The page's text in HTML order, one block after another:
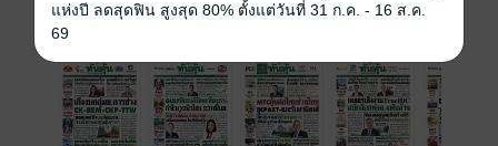
ฉบับย้อนหลัง
แห่งปี ลดสุดฟิน สูงสุด 80% ตั้งแต่วันที่ 31 ก.ค. - 16 ส.ค.
69